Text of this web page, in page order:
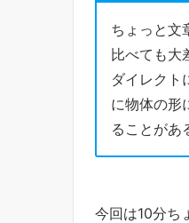
ちょっと文
比べても大
ダイレクト
に物体の形
ることがあ
今回は10分ち